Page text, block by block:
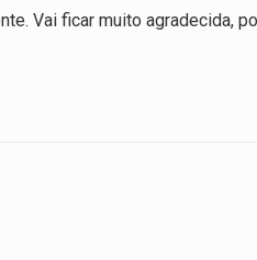
Vai ficar muito agradecida,